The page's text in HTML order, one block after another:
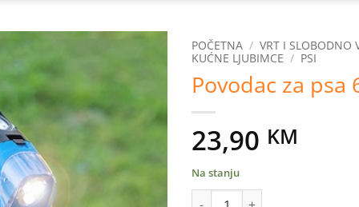
Dodaj
POČETNA / VRT I SLOBODNO
KUĆNE LJUBIMCE / PSI
Povodac za psa
23,90 KM
Na stanju
Povodac za psa 6u1 4m